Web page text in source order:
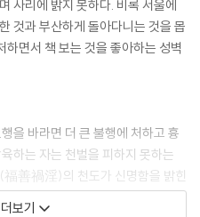
최고
온 《한비자韓非子》
賦
의 서적
魏六朝百三家集》
은 《세설신어世說新語》
사리에 밝지 못하다. 비록 서울에
것과 부산하게 돌아다니는 것을 몹
면서 책 보는 것을 좋아하는 성벽
을 바라면 더 큰 불행에 처하고 흉
하는 자는 천벌을 피하지 못하는
福善禍淫)의 천도가 신명함을 밝힌
보기